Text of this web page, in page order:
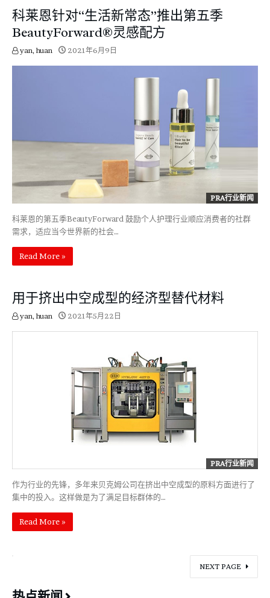
科莱恩针对“生活新常态”推出第五季
BeautyForward®灵感配方
yan, huan 2021年6月9日
PRA行业新闻
科莱恩的第五季BeautyForward 鼓励个人护理行业顺应消费者的社群
需求，适应当今世界新的社会…
Read More »
用于挤出中空成型的经济型替代材料
yan, huan 2021年5月22日
PRA行业新闻
作为行业的先锋，多年来贝克姆公司在挤出中空成型的原料方面进行了
集中的投入。这样做是为了满足目标群体的…
Read More »
NEXT PAGE